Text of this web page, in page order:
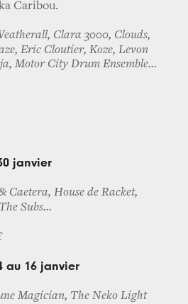
Caribou.
Clara 3000, Clouds,
Eric Cloutier, Koze, Levon
Motor City Drum Ensemble...
janvier
Caetera, House de Racket,
Subs...
au 16 janvier
Magician, The Neko Light